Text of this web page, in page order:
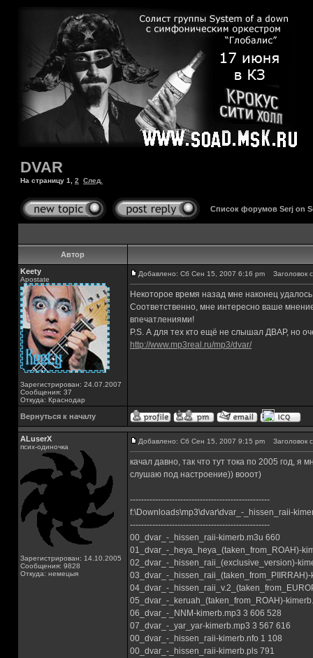
DVAR
На страницу 1 2 След.
Список форумов Serj on
Автор
Keety
Apostate
Зарегистрирован: 24.07.2007
Сообщения: 37
Откуда: Краснодар
Добавлено: Сб Сен 15, 2007 6:16 pm Заголовок
Некоторое время назад мне наконец
Соответственно, мне интересно ваше
впечатлениями!
P.S. А для тех кто ещё не слышал ДВАР, но
http://www.mp3real.ru/mp3/dvar/
Вернуться к началу
ALuserX
псих-одиночка
Зарегистрирован: 14.10.2005
Сообщения: 9828
Откуда: немецыя
Добавлено: Сб Сен 15, 2007 9:15 pm Заголовок
качал давно, так что тут тока по 2005 год,
слушаю под настроение)) вооот)
--------------------------------------------------
f:\Downloads\mp3\dvar\dvar_-_hissen_raii-
--------------------------------------------------
00_dvar_-_hissen_raii-kimerb.m3u 660
01_dvar_-_heya_heya_(taken_from_ROAH)-
02_dvar_-_hissen_raii_(exclusive_version)-
03_dvar_-
04_dvar_-
05_dvar_-_keruah_(taken_from_ROAH)-
06_dvar_-_NNM-kimerb.mp3 3 606 528
07_dvar_-_yar_yar-kimerb.mp3 3 567 616
00_dvar_-_hissen_raii-kimerb.nfo 1 108
00_dvar_-_hissen_raii-kimerb.pls 791